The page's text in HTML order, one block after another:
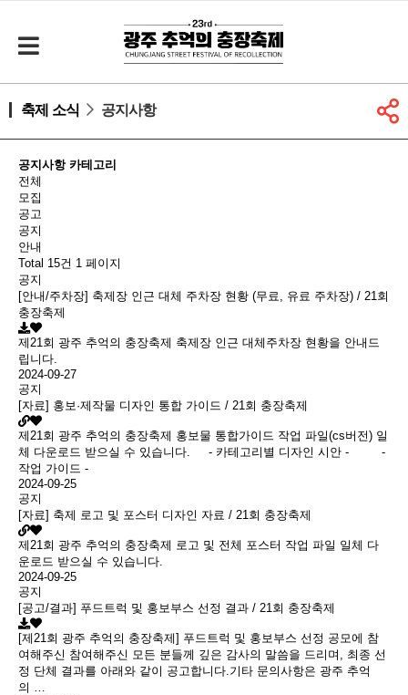
축제 소식 공지사항
공지사항 카테고리
전체
모집
공고
공지
안내
Total 15건 1 페이지
공지
[안내/주차장] 축제장 인근 대체 주차장 현황 (무료, 유료 주차장) / 21회
충장축제
제21회 광주 추억의 충장축제 축제장 인근 대체주차장 현황을 안내드
립니다.
2024-09-27
공지
[자료] 홍보·제작물 디자인 통합 가이드 / 21회 충장축제
제21회 광주 추억의 충장축제 홍보물 통합가이드 작업 파일(cs버전) 일
체 다운로드 받으실 수 있습니다. - 카테고리별 디자인 시안 - -
작업 가이드 -
2024-09-25
공지
[자료] 축제 로고 및 포스터 디자인 자료 / 21회 충장축제
제21회 광주 추억의 충장축제 로고 및 전체 포스터 작업 파일 일체 다
운로드 받으실 수 있습니다.
2024-09-25
공지
[공고/결과] 푸드트럭 및 홍보부스 선정 결과 / 21회 충장축제
[제21회 광주 추억의 충장축제] 푸드트럭 및 홍보부스 선정 공모에 참
여해주신 참여해주신 모든 분들께 깊은 감사의 말씀을 드리며, 최종 선
정 단체 결과를 아래와 같이 공고합니다.기타 문의사항은 광주 추억
의 …